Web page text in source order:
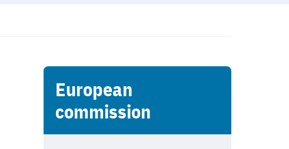
European
commission